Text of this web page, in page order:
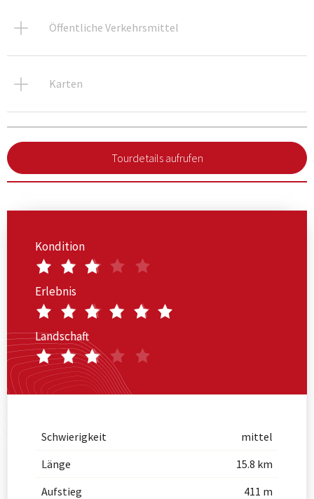
Öffentliche Verkehrsmittel
Karten
Tourdetails aufrufen
Kondition
Erlebnis
Landschaft
Schwierigkeit
mittel
Länge
15.8 km
Aufstieg
411 m